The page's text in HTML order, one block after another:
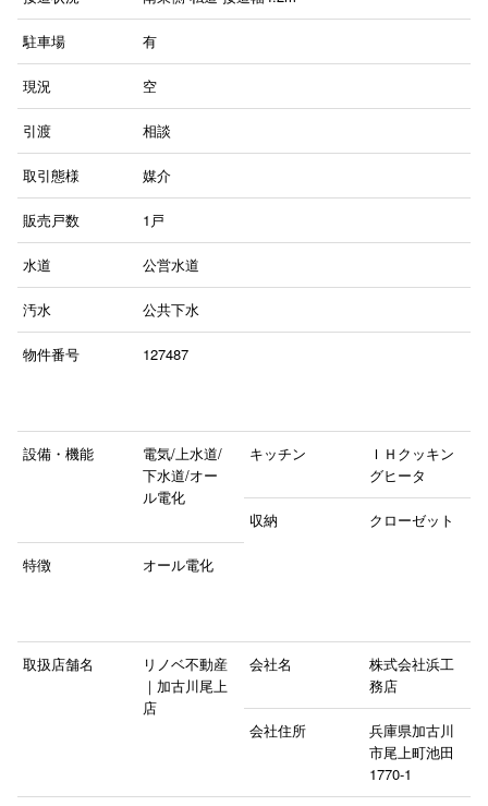
駐車場 有
現況 空
引渡 相談
取引態様 媒介
販売戸数 1戸
水道 公営水道
汚水 公共下水
物件番号 127487
設備・機能
電気/上水道/
下水道/オー
ル電化
キッチン
ＩＨクッキン
グヒータ
収納 クローゼット
特徴 オール電化
取扱店舗名
リノベ不動産
｜加古川尾上
店
会社名
株式会社浜工
務店
会社住所
兵庫県加古川
市尾上町池田
1770-1